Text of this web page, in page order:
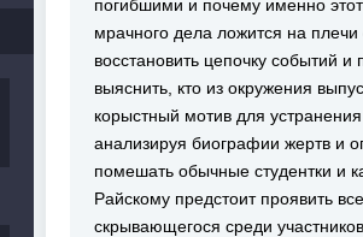
погибшими и почему именно
мрачного дела ложится на плечи
восстановить цепочку событий
выяснить, кто из окружения
корыстный мотив для
анализируя биографии жертв и
помешать обычные студентки и
Райскому предстоит проявить
скрывающегося среди